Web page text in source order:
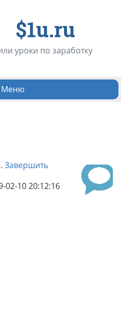
$1u.ru
уроки по заработку
Меню
Завершить
02-10 20:12:16